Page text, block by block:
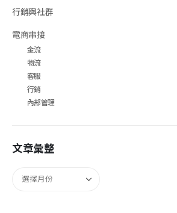
行銷與社群
電商串接
金流
物流
客服
行銷
內部管理
文章彙整